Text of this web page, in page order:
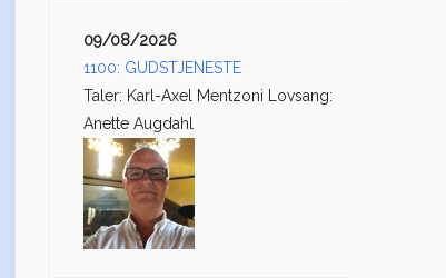
09/08/2026
1100: GUDSTJENESTE
Taler: Karl-Axel Mentzoni Lovsang:
Anette Augdahl